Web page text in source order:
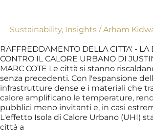
Sustainability, Insights /Arham
RAFFREDDAMENTO DELLA CITTA' - LA
CONTRO IL CALORE URBANO DI
MARC COTE Le città si stanno
senza precedenti. Con l'espansione
infrastrutture dense e i materiali che
calore amplificano le temperature,
pubblici meno invitanti e, in casi
L'effetto Isola di Calore Urbano (UHI)
città a